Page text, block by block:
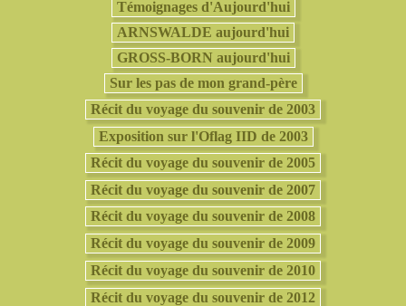
Témoignages d'Aujourd'hui
ARNSWALDE aujourd'hui
GROSS-BORN aujourd'hui
Sur les pas de mon grand-père
Récit du voyage du souvenir de 2003
Exposition sur l'Oflag IID de 2003
Récit du voyage du souvenir de 2005
Récit du voyage du souvenir de 2007
Récit du voyage du souvenir de 2008
Récit du voyage du souvenir de 2009
Récit du voyage du souvenir de 2010
Récit du voyage du souvenir de 2012